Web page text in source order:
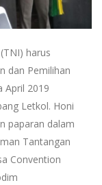
harus
dan Pemilihan
April 2019
Letkol. Honi
paparan dalam
Tantangan
Convention